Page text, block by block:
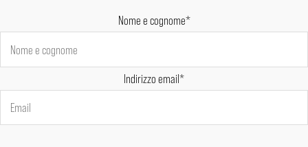
Nome e cognome*
Indirizzo email*